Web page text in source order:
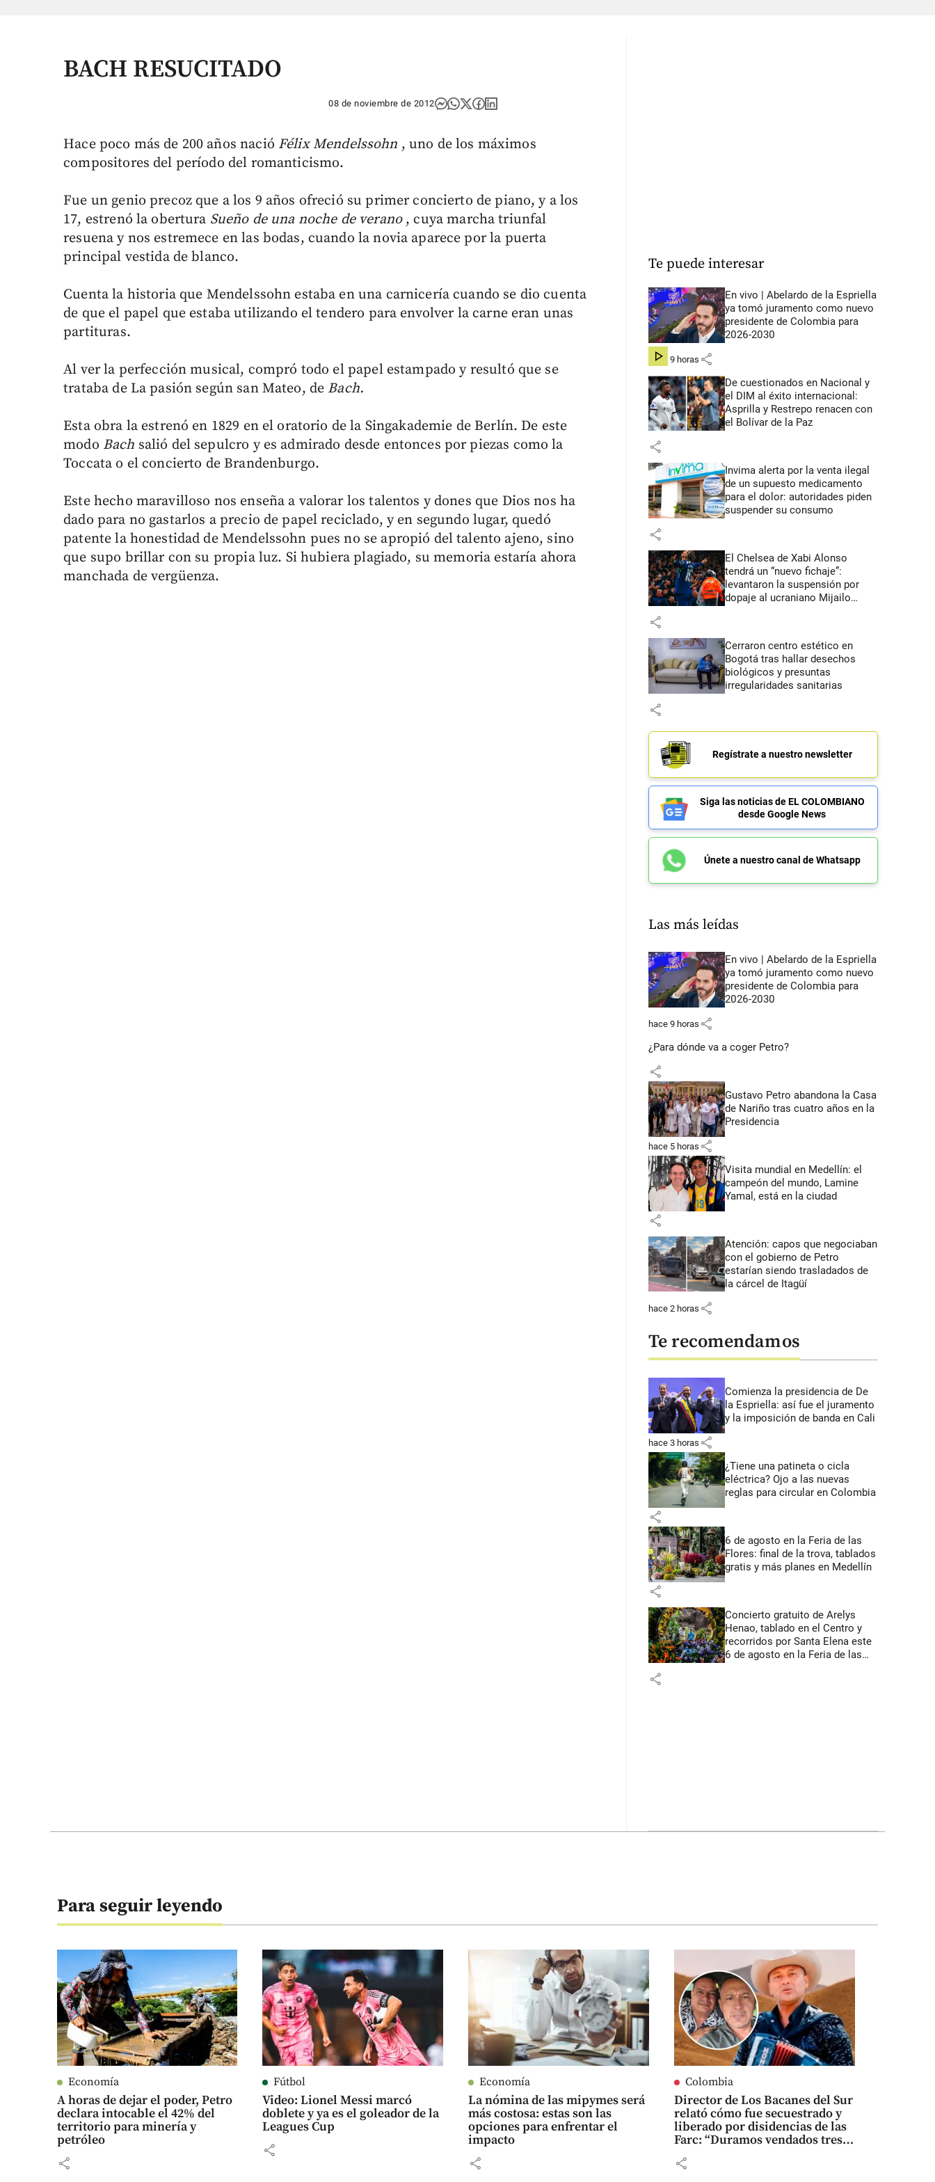
BACH RESUCITADO
08 de noviembre de 2012
Hace poco más de 200 años nació Félix Mendelssohn , uno de los máximos
compositores del período del romanticismo.
Fue un genio precoz que a los 9 años ofreció su primer concierto de piano, y a los
17, estrenó la obertura Sueño de una noche de verano, cuya marcha triunfal
resuena y nos estremece en las bodas, cuando la novia aparece por la puerta
principal vestida de blanco.
Cuenta la historia que Mendelssohn estaba en una carnicería cuando se dio cuenta
de que el papel que estaba utilizando el tendero para envolver la carne eran unas
partituras.
Al ver la perfección musical, compró todo el papel estampado y resultó que se
trataba de La pasión según san Mateo, de Bach.
Esta obra la estrenó en 1829 en el oratorio de la Singakademie de Berlín. De este
modo Bach salió del sepulcro y es admirado desde entonces por piezas como la
Toccata o el concierto de Brandenburgo.
Este hecho maravilloso nos enseña a valorar los talentos y dones que Dios nos ha
dado para no gastarlos a precio de papel reciclado, y en segundo lugar, quedó
patente la honestidad de Mendelssohn pues no se apropió del talento ajeno, sino
que supo brillar con su propia luz. Si hubiera plagiado, su memoria estaría ahora
manchada de vergüenza.
Te puede interesar
En vivo | Abelardo de la Espriella
ya tomó juramento como nuevo
presidente de Colombia para
2026-2030
hace 9 horas share
De cuestionados en Nacional y
el DIM al éxito internacional:
Asprilla y Restrepo renacen con
el Bolívar de la Paz
share
Invima alerta por la venta ilegal
de un supuesto medicamento
para el dolor: autoridades piden
suspender su consumo
share
El Chelsea de Xabi Alonso
tendrá un “nuevo fichaje”:
levantaron la suspensión por
dopaje al ucraniano Mijailo
share
Cerraron centro estético en
Bogotá tras hallar desechos
biológicos y presuntas
irregularidades sanitarias
share
Regístrate a nuestro newsletter
Siga las noticias de EL COLOMBIANO
desde Google News
Únete a nuestro canal de Whatsapp
Las más leídas
En vivo | Abelardo de la Espriella
ya tomó juramento como nuevo
presidente de Colombia para
2026-2030
hace 9 horas share
¿Para dónde va a coger Petro?
share
Gustavo Petro abandona la Casa
de Nariño tras cuatro años en la
Presidencia
hace 5 horas share
Visita mundial en Medellín: el
campeón del mundo, Lamine
Yamal, está en la ciudad
share
Atención: capos que negociaban
con el gobierno de Petro
estarían siendo trasladados de
la cárcel de Itagüí
hace 2 horas share
Te recomendamos
Comienza la presidencia de De
la Espriella: así fue el juramento
y la imposición de banda en Cali
hace 3 horas share
¿Tiene una patineta o cicla
eléctrica? Ojo a las nuevas
reglas para circular en Colombia
share
6 de agosto en la Feria de las
Flores: final de la trova, tablados
gratis y más planes en Medellín
share
Concierto gratuito de Arelys
Henao, tablado en el Centro y
recorridos por Santa Elena este
6 de agosto en la Feria de las
share
Para seguir leyendo
Economía
A horas de dejar el poder, Petro
declara intocable el 42% del
territorio para minería y
petróleo
share
Fútbol
Video: Lionel Messi marcó
doblete y ya es el goleador de la
Leagues Cup
share
Economía
La nómina de las mipymes será
más costosa: estas son las
opciones para enfrentar el
impacto
share
Colombia
Director de Los Bacanes del Sur
relató cómo fue secuestrado y
liberado por disidencias de las
Farc: “Duramos vendados tres
días”
share